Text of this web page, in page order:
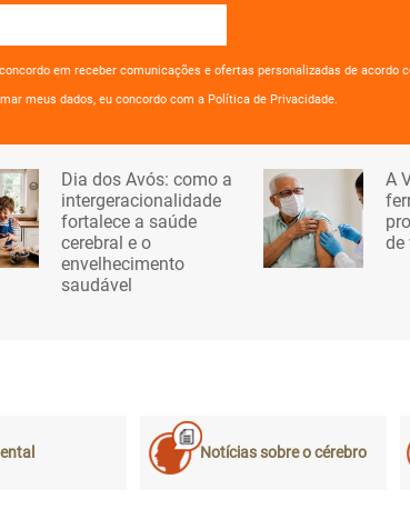
em receber comunicações e ofertas personalizadas de acordo
meus dados, eu concordo com a Política de Privacidade.
Dia dos Avós: como a
intergeracionalidade
fortalece a saúde
cerebral e o
envelhecimento
saudável
A
de
Notícias sobre o cérebro